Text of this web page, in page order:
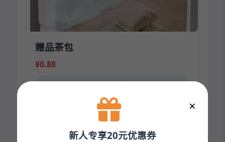
赠品茶包
¥0.88
立即下单
×
新人专享20元优惠券